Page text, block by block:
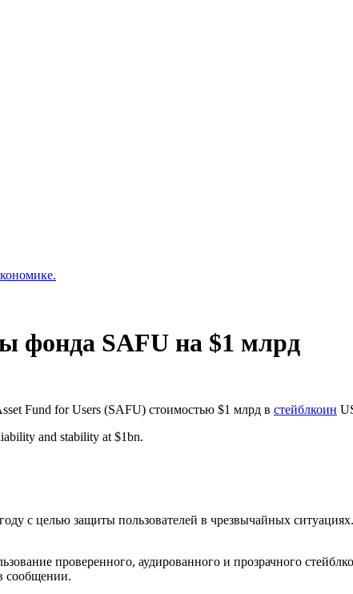
фонда SAFU на $1 млрд
Fund for Users (SAFU) стоимостью $1 млрд в стейблкоин
and stability at $1bn.
с целью защиты пользователей в чрезвычайных
проверенного, аудированного и прозрачного
сообщении.